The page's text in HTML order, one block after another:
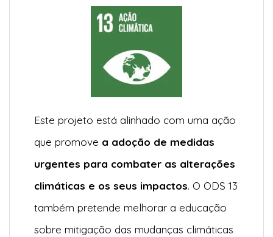
Este projeto está alinhado com uma ação
que promove a adoção de medidas
urgentes para combater as alterações
climáticas e os seus impactos. O ODS 13
também pretende melhorar a educação
sobre mitigação das mudanças climáticas